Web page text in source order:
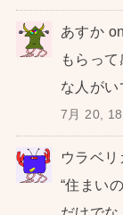
あすか on
もらって
な人が
7月 20,
ウラベリ
“住まい